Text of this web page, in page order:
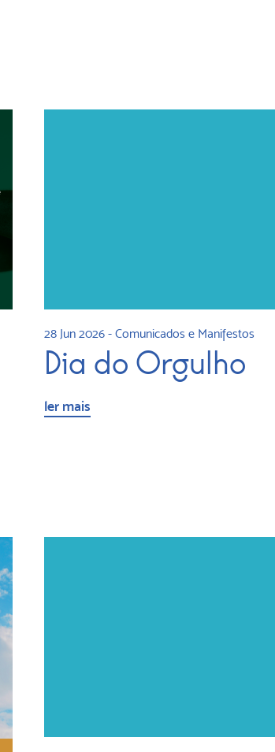
28 Jun 2026 -Comunicados e Manifestos
Dia do Orgulho
ler mais